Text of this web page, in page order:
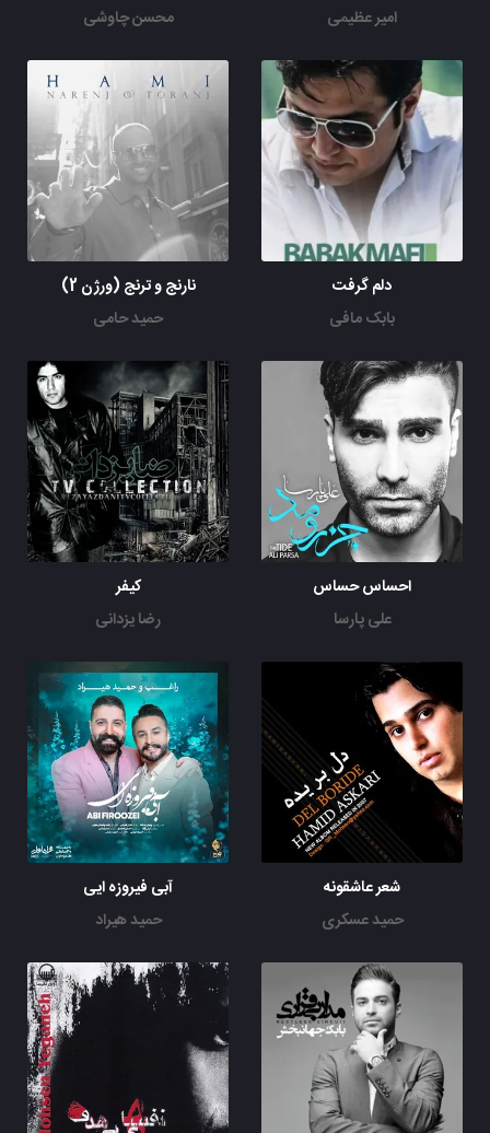
امیر عظیمی
محسن چاوشی
دلم گرفت
بابک مافی
نارنج و ترنج (ورژن 2)
حمید حامی
احساس حساس
علی پارسا
کیفر
رضا یزدانی
شعر عاشقونه
حمید عسکری
آبی فیروزه ایی
حمید هیراد